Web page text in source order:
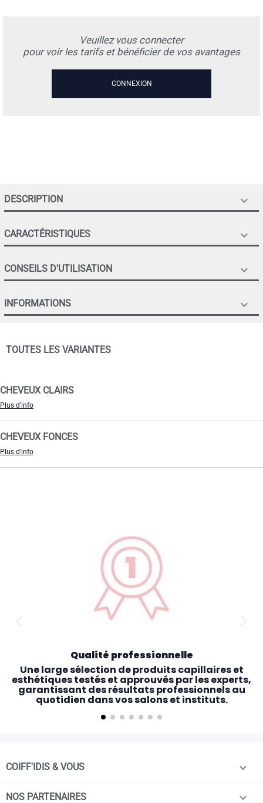
Veuillez vous connecter
pour voir les tarifs et bénéficier de vos avantages
CONNEXION
DESCRIPTION 
CARACTÉRISTIQUES 
CONSEILS D'UTILISATION 
INFORMATIONS 
TOUTES LES VARIANTES
CHEVEUX CLAIRS
Plus d'info
CHEVEUX FONCES
Plus d'info
Qualité professionnelle
Une large sélection de produits capillaires et
esthétiques testés et approuvés par les experts,
garantissant des résultats professionnels au
quotidien dans vos salons et instituts.
COIFF'IDIS & VOUS 
NOS PARTENAIRES 